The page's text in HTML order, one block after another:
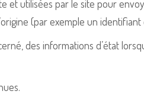
et utilisées par le site pour
(par exemple un identifiant
des informations d’état